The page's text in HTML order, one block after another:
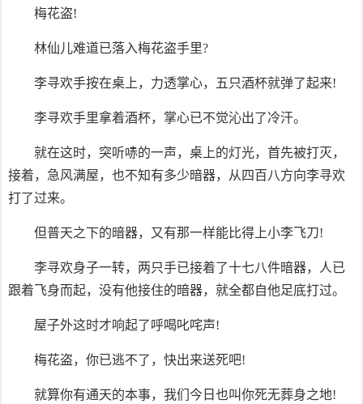
梅花盗!
林仙儿难道已落入梅花盗手里?
李寻欢手按在桌上，力透掌心，五只酒杯就弹了起来!
李寻欢手里拿着酒杯，掌心已不觉沁出了冷汗。
就在这时，突听哧的一声，桌上的灯光，首先被打灭，
接着，急风满屋，也不知有多少暗器，从四百八方向李寻欢
打了过来。
但普天之下的暗器，又有那一样能比得上小李飞刀!
李寻欢身子一转，两只手已接着了十七八件暗器，人已
跟着飞身而起，没有他接住的暗器，就全都自他足底打过。
屋子外这时才响起了呼喝叱咤声!
梅花盗，你已逃不了，快出来送死吧!
就算你有通天的本事，我们今日也叫你死无葬身之地!